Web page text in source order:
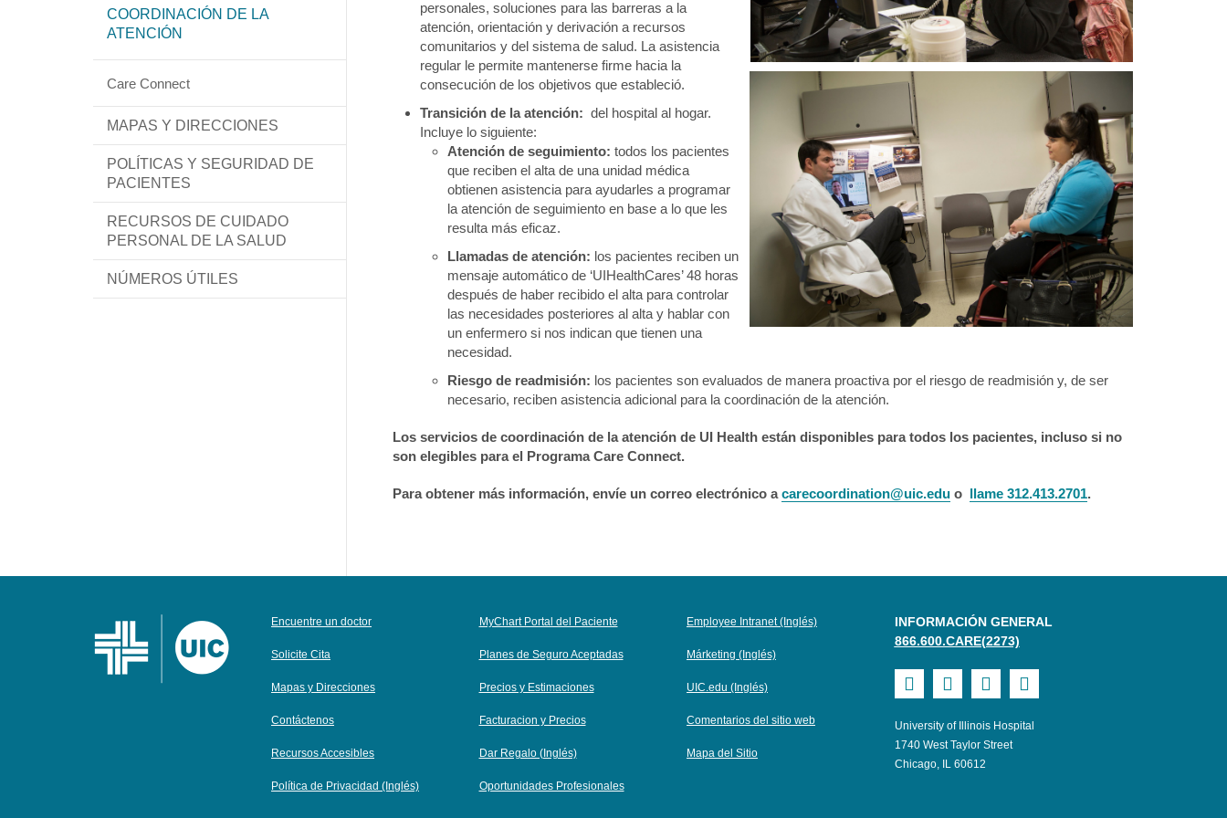
COORDINACIÓN DE LA
ATENCIÓN
Care Connect
MAPAS Y DIRECCIONES
POLÍTICAS Y SEGURIDAD DE
PACIENTES
RECURSOS DE CUIDADO
PERSONAL DE LA SALUD
NÚMEROS ÚTILES
personales, soluciones para las barreras a la
atención, orientación y derivación a recursos
comunitarios y del sistema de salud. La asistencia
regular le permite mantenerse firme hacia la
consecución de los objetivos que estableció.
Transición de la atención: del hospital al hogar.
Incluye lo siguiente:
Atención de seguimiento: todos los pacientes
que reciben el alta de una unidad médica
obtienen asistencia para ayudarles a programar
la atención de seguimiento en base a lo que les
resulta más eficaz.
Llamadas de atención: los pacientes reciben un
mensaje automático de ‘UIHealthCares’ 48 horas
después de haber recibido el alta para controlar
las necesidades posteriores al alta y hablar con
un enfermero si nos indican que tienen una
necesidad.
Riesgo de readmisión: los pacientes son evaluados de manera proactiva por el riesgo de readmisión y, de ser
necesario, reciben asistencia adicional para la coordinación de la atención.
Los servicios de coordinación de la atención de UI Health están disponibles para todos los pacientes, incluso si no
son elegibles para el Programa Care Connect.
Para obtener más información, envíe un correo electrónico acarecoordination@uic.eduo llame 312.413.2701.
Encuentre un doctor
Solicite Cita
Mapas y Direcciones
Contáctenos
Recursos Accesibles
Política de Privacidad (Inglés)
MyChart Portal del Paciente
Planes de Seguro Aceptadas
Precios y Estimaciones
Facturacion y Precios
Dar Regalo (Inglés)
Oportunidades Profesionales
Employee Intranet (Inglés)
Márketing (Inglés)
UIC.edu (Inglés)
Comentarios del sitio web
Mapa del Sitio
INFORMACIÓN GENERAL
866.600.CARE(2273)
Visit
Health
on
Visit
Health
on
Visit
Health
Visit
University of Illinois Hospital
1740 West Taylor Street
Chicago, IL 60612